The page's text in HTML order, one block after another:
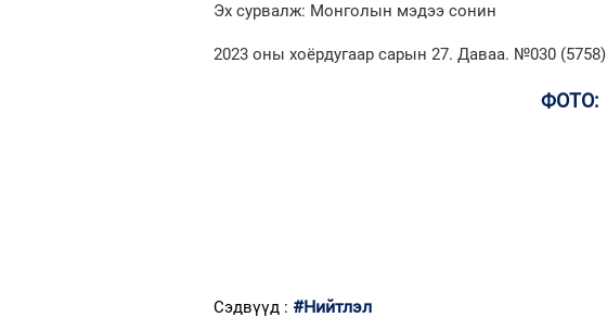
Эх сурвалж: Монголын мэдээ сонин
2023 оны хоёрдугаар сарын 27. Даваа. №030 (5758)
ФОТО:
Сэдвүүд : #Нийтлэл